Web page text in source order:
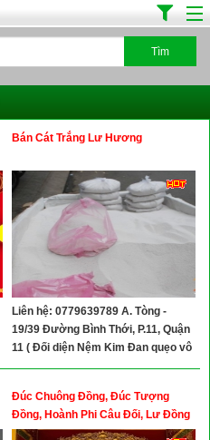
Bán Cát Trắng Lư Hương
Liên hệ: 0779639789 A. Tòng -
19/39 Đường Bình Thới, P.11, Quận
11 ( Đối diện Nệm Kim Đan quẹo vô
70m)
Đúc Chuông Đồng, Đúc Tượng
Đồng, Hoành Phi Câu Đối, Lư Đồng
Thờ Cúng, Qúa Tặng Trống Đồng